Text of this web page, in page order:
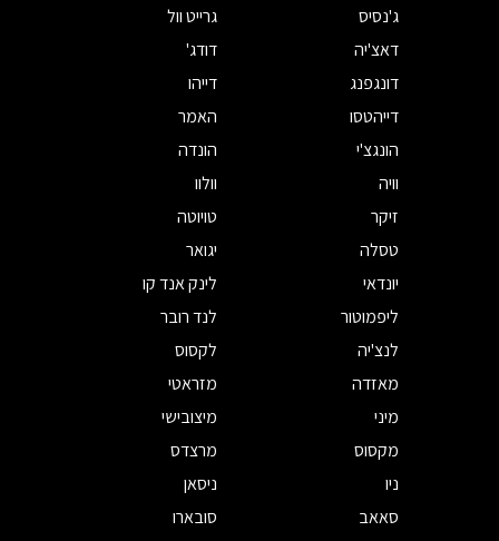
ג'נסיס
גרייט וול
דאצ'יה
דודג'
דונגפנג
דייהו
דייהטסו
האמר
הונגצ'י
הונדה
וויה
וולוו
זיקר
טויוטה
טסלה
יגואר
יונדאי
לינק אנד קו
ליפמוטור
לנד רובר
לנצ'יה
לקסוס
מאזדה
מזראטי
מיני
מיצובישי
מקסוס
מרצדס
ניו
ניסאן
סאאב
סובארו